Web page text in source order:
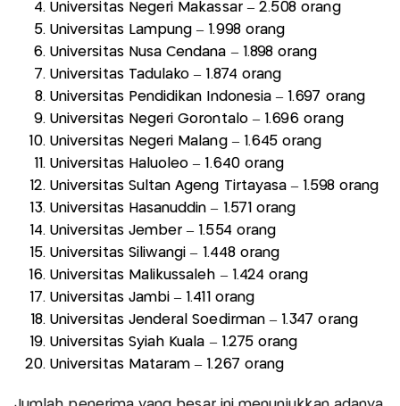
Universitas Negeri Makassar – 2.508 orang
Universitas Lampung – 1.998 orang
Universitas Nusa Cendana – 1.898 orang
Universitas Tadulako – 1.874 orang
Universitas Pendidikan Indonesia – 1.697 orang
Universitas Negeri Gorontalo – 1.696 orang
Universitas Negeri Malang – 1.645 orang
Universitas Haluoleo – 1.640 orang
Universitas Sultan Ageng Tirtayasa – 1.598 orang
Universitas Hasanuddin – 1.571 orang
Universitas Jember – 1.554 orang
Universitas Siliwangi – 1.448 orang
Universitas Malikussaleh – 1.424 orang
Universitas Jambi – 1.411 orang
Universitas Jenderal Soedirman – 1.347 orang
Universitas Syiah Kuala – 1.275 orang
Universitas Mataram – 1.267 orang